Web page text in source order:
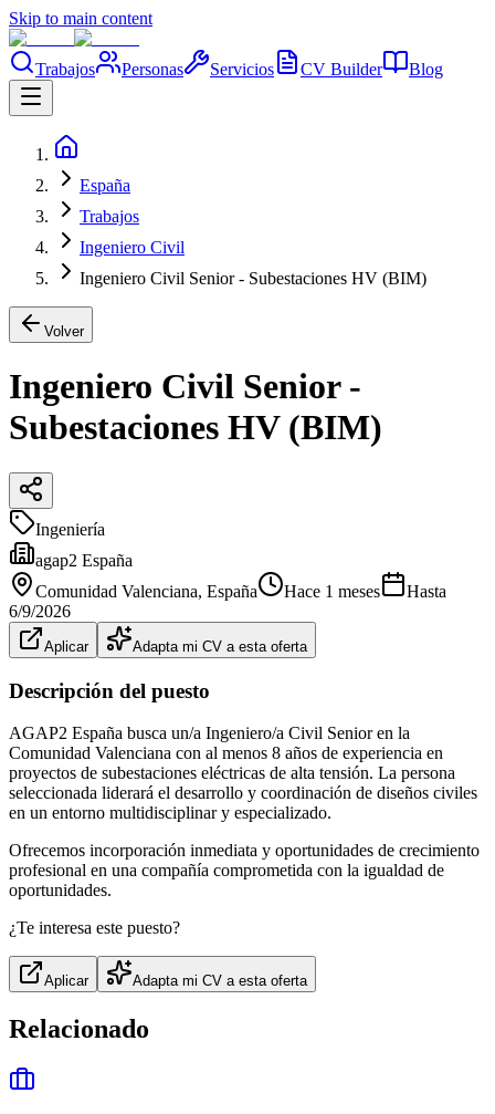
Skip to main content
Trabajos Personas Servicios CV Builder Blog
España
Trabajos
Ingeniero Civil
Ingeniero Civil Senior - Subestaciones HV (BIM)
Volver
Ingeniero Civil Senior -
Subestaciones HV (BIM)
Ingeniería
agap2 España
Comunidad Valenciana, España Hace 1 meses
Hasta
6/9/2026
Aplicar Adapta mi CV a esta oferta
Descripción del puesto
AGAP2 España busca un/a Ingeniero/a Civil Senior en la
Comunidad Valenciana con al menos 8 años de experiencia en
proyectos de subestaciones eléctricas de alta tensión. La persona
seleccionada liderará el desarrollo y coordinación de diseños civiles
en un entorno multidisciplinar y especializado.
Ofrecemos incorporación inmediata y oportunidades de crecimiento
profesional en una compañía comprometida con la igualdad de
oportunidades.
¿Te interesa este puesto?
Aplicar Adapta mi CV a esta oferta
Relacionado